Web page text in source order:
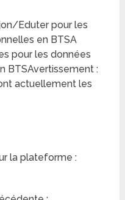
Eduter pour les
en BTSA
pour les données
BTSAvertissement :
actuellement les
la plateforme :